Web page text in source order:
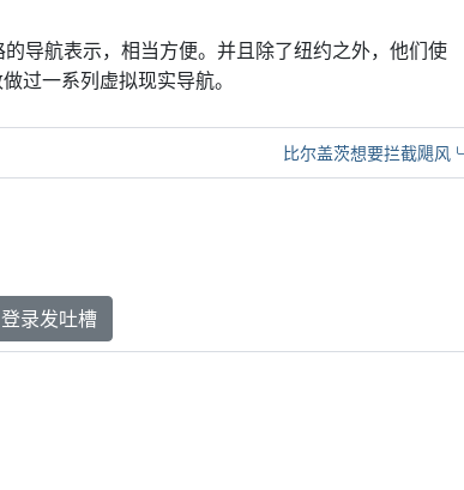
导航表示，相当方便。并且除了纽约之外，他们使
过一系列虚拟现实导航。
比尔盖茨想要拦截飓风
登录发吐槽